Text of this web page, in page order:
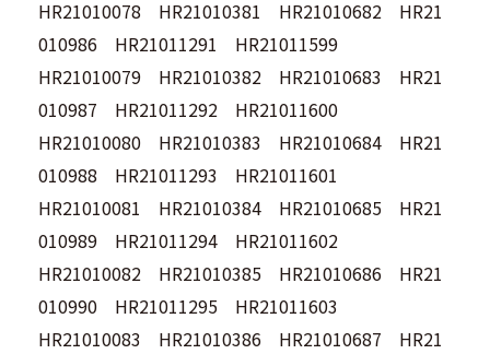
HR21010078 HR21010381 HR21010682 HR21
010986 HR21011291 HR21011599
HR21010079 HR21010382 HR21010683 HR21
010987 HR21011292 HR21011600
HR21010080 HR21010383 HR21010684 HR21
010988 HR21011293 HR21011601
HR21010081 HR21010384 HR21010685 HR21
010989 HR21011294 HR21011602
HR21010082 HR21010385 HR21010686 HR21
010990 HR21011295 HR21011603
HR21010083 HR21010386 HR21010687 HR21